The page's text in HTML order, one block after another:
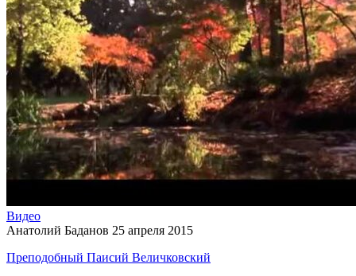
Видео
Анатолий Баданов 25 апреля 2015
Преподобный Паисий Величковский